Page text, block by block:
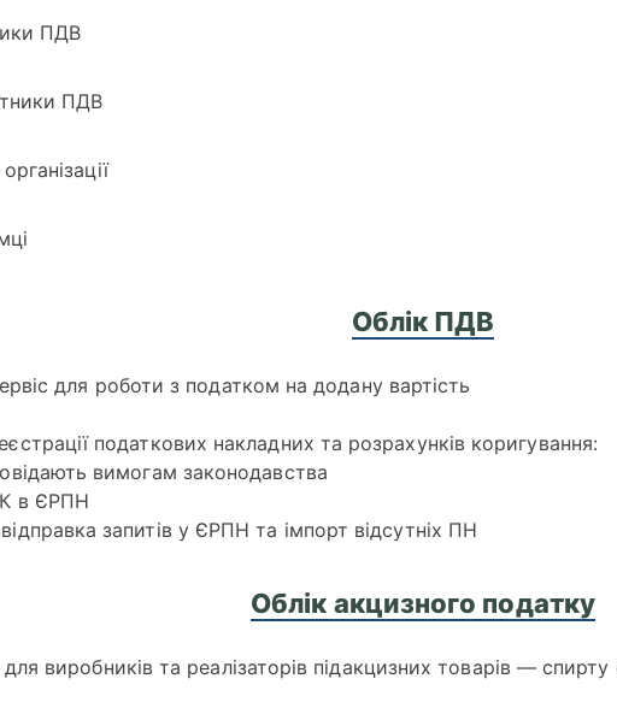
ПДВ
ПДВ
Облік ПДВ
для роботи з податком на додану вартість
податкових накладних та розрахунків коригування:
вимогам законодавства
в ЄРПН
запитів у ЄРПН та імпорт відсутніх ПН
Облік акцизного податку
виробників та реалізаторів підакцизних товарів — спирту